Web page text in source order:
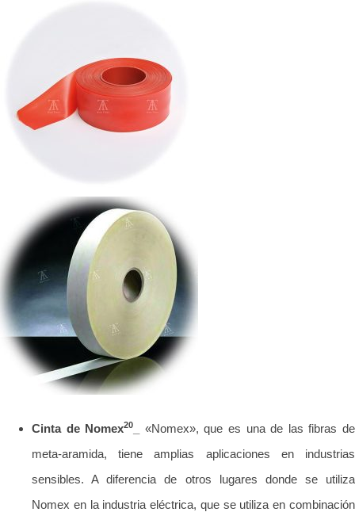
Cinta de Nomex20
«Nomex», que es una de las fibras de
meta-aramida, tiene amplias aplicaciones en industrias
sensibles. A diferencia de otros lugares donde se utiliza
Nomex en la industria eléctrica, que se utiliza en combinación